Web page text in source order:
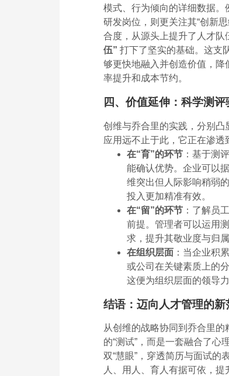
模式、行为倾向的详细数据。
研发岗位，则更关注其“创新
合度，从源头上提升了人才队
伍” 打下了坚实的基础。这支
够更快地融入并创造价值，
率提升和成本节约。
四、价值延伸：科学测
创维与乔合里的实践，分别
应用远不止于此，它正在渗透
在“育”的环节 ：基于测
能确认优势。企业可以
维突出但人际影响稍弱
投入更加精准有效。
在“留”的环节 ：了解员
前提。管理者可以运用
求，提升其敬业度与归
在组织层面 ：当企业积
或公司在关键素质上的
这便为组织层面的领导
结语：迈向人才管理的新
从创维的战略协同到乔合里
的“测试”，而是一套融合了
双“慧眼”，穿透简历与面试的
人、用人、育人有据可依，提